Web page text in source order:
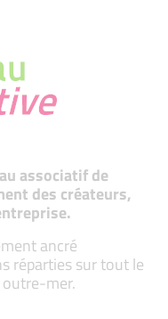
associatif de
des créateurs,
ancré
réparties sur tout le
mer.